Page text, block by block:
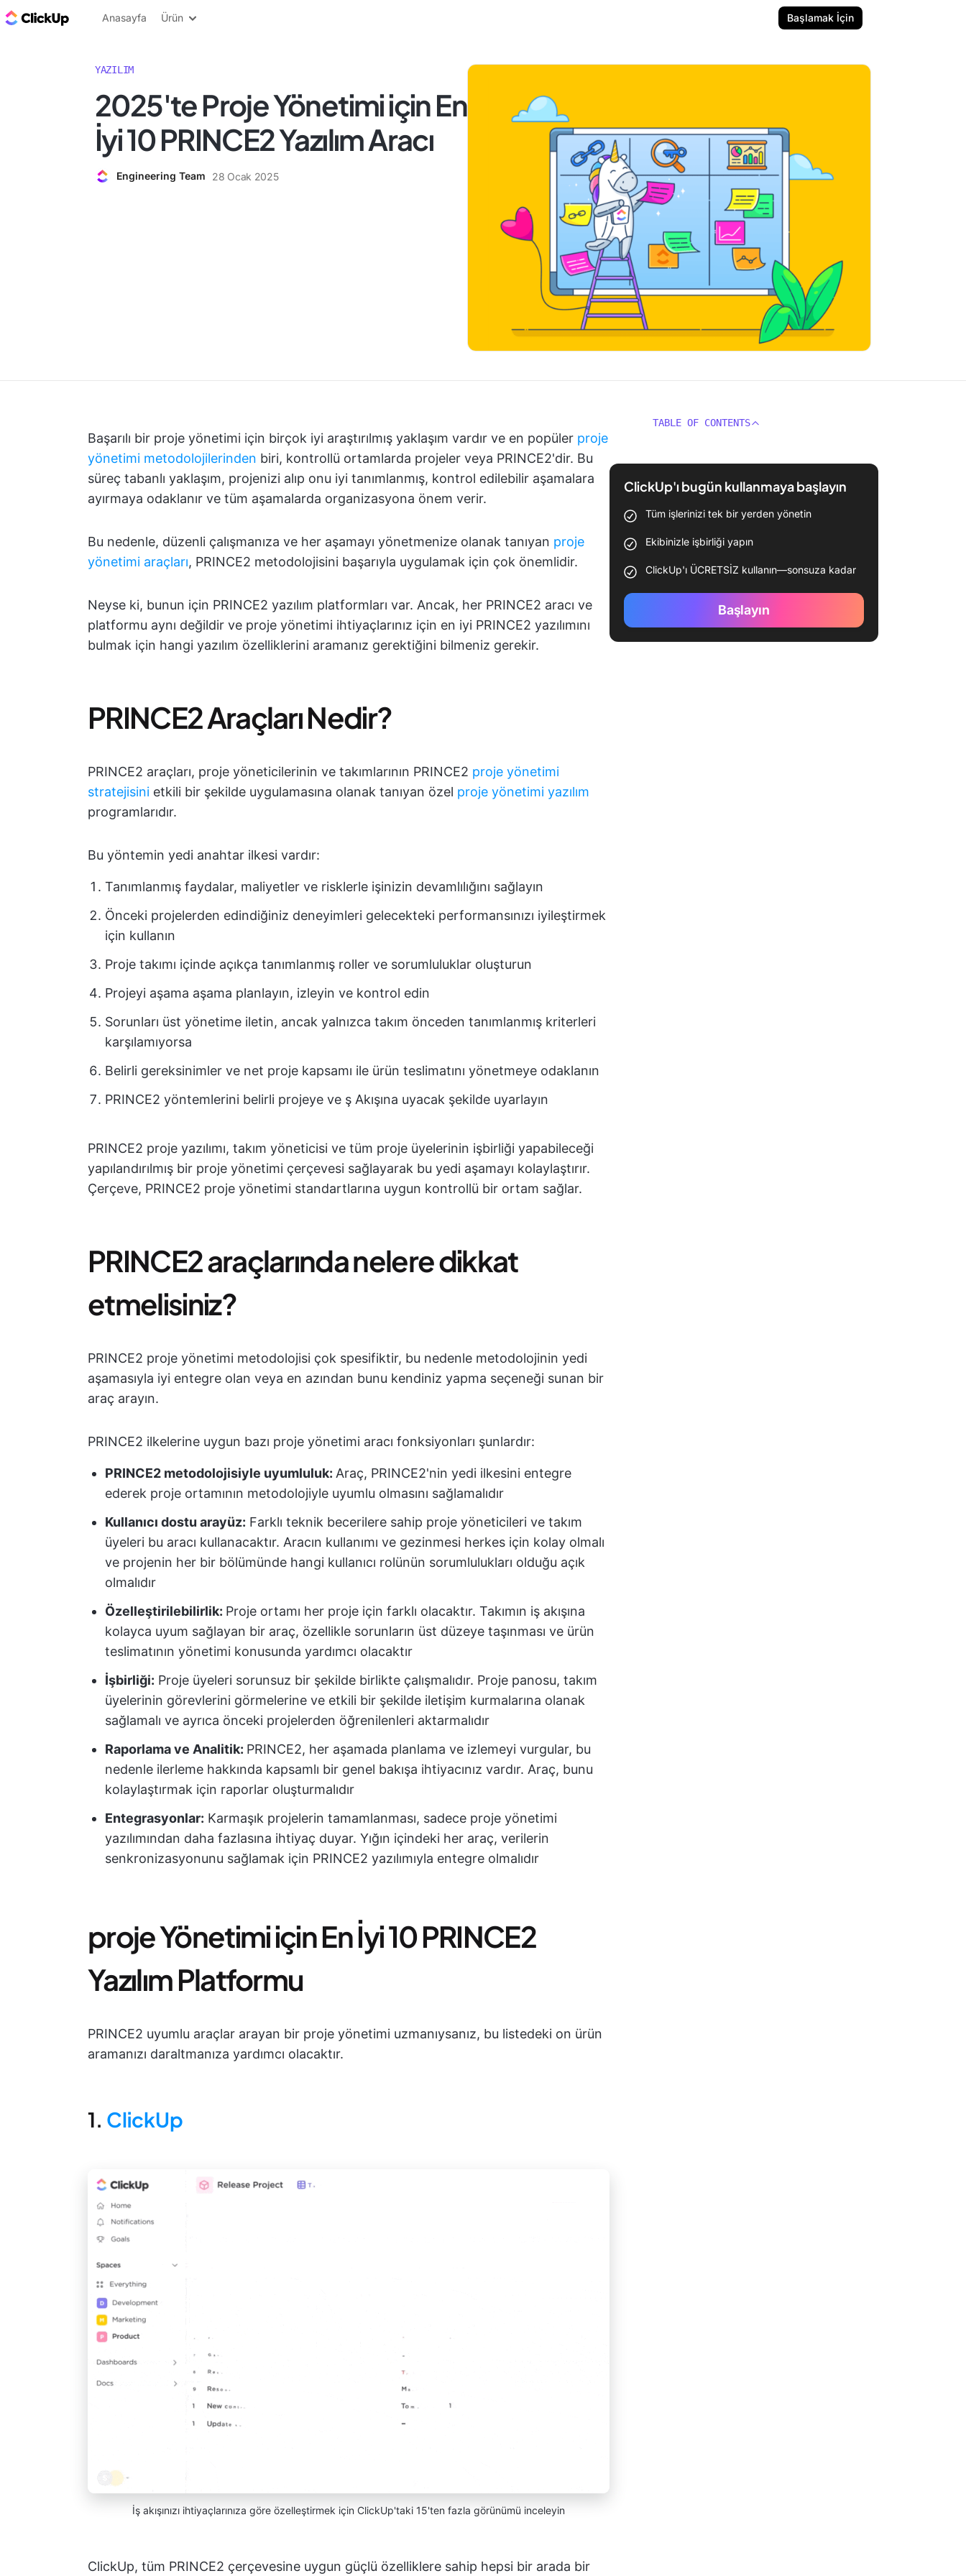
ClickUp Blog
Anasayfa Ürün Başlamak İçin
YAZILIM
2025'te Proje Yönetimi için En
İyi 10 PRINCE2 Yazılım Aracı
Engineering Team 28 Ocak 2025
Başarılı bir proje yönetimi için birçok iyi araştırılmış yaklaşım vardır ve en popüler proje
yönetimi metodolojilerinden biri, kontrollü ortamlarda projeler veya PRINCE2'dir. Bu
süreç tabanlı yaklaşım, projenizi alıp onu iyi tanımlanmış, kontrol edilebilir aşamalara
ayırmaya odaklanır ve tüm aşamalarda organizasyona önem verir.
Bu nedenle, düzenli çalışmanıza ve her aşamayı yönetmenize olanak tanıyan proje
yönetimi araçları, PRINCE2 metodolojisini başarıyla uygulamak için çok önemlidir.
Neyse ki, bunun için PRINCE2 yazılım platformları var. Ancak, her PRINCE2 aracı ve
platformu aynı değildir ve proje yönetimi ihtiyaçlarınız için en iyi PRINCE2 yazılımını
bulmak için hangi yazılım özelliklerini aramanız gerektiğini bilmeniz gerekir.
PRINCE2 Araçları Nedir?
PRINCE2 araçları, proje yöneticilerinin ve takımlarının PRINCE2 proje yönetimi
stratejisini etkili bir şekilde uygulamasına olanak tanıyan özel proje yönetimi yazılım
programlarıdır.
Bu yöntemin yedi anahtar ilkesi vardır:
Tanımlanmış faydalar, maliyetler ve risklerle işinizin devamlılığını sağlayın
Önceki projelerden edindiğiniz deneyimleri gelecekteki performansınızı iyileştirmek
için kullanın
Proje takımı içinde açıkça tanımlanmış roller ve sorumluluklar oluşturun
Projeyi aşama aşama planlayın, izleyin ve kontrol edin
Sorunları üst yönetime iletin, ancak yalnızca takım önceden tanımlanmış kriterleri
karşılamıyorsa
Belirli gereksinimler ve net proje kapsamı ile ürün teslimatını yönetmeye odaklanın
PRINCE2 yöntemlerini belirli projeye ve ş Akışına uyacak şekilde uyarlayın
PRINCE2 proje yazılımı, takım yöneticisi ve tüm proje üyelerinin işbirliği yapabileceği
yapılandırılmış bir proje yönetimi çerçevesi sağlayarak bu yedi aşamayı kolaylaştırır.
Çerçeve, PRINCE2 proje yönetimi standartlarına uygun kontrollü bir ortam sağlar.
PRINCE2 araçlarında nelere dikkat
etmelisiniz?
PRINCE2 proje yönetimi metodolojisi çok spesifiktir, bu nedenle metodolojinin yedi
aşamasıyla iyi entegre olan veya en azından bunu kendiniz yapma seçeneği sunan bir
araç arayın.
PRINCE2 ilkelerine uygun bazı proje yönetimi aracı fonksiyonları şunlardır:
PRINCE2 metodolojisiyle uyumluluk: Araç, PRINCE2'nin yedi ilkesini entegre
ederek proje ortamının metodolojiyle uyumlu olmasını sağlamalıdır
Kullanıcı dostu arayüz: Farklı teknik becerilere sahip proje yöneticileri ve takım
üyeleri bu aracı kullanacaktır. Aracın kullanımı ve gezinmesi herkes için kolay olmalı
ve projenin her bir bölümünde hangi kullanıcı rolünün sorumlulukları olduğu açık
olmalıdır
Özelleştirilebilirlik: Proje ortamı her proje için farklı olacaktır. Takımın iş akışına
kolayca uyum sağlayan bir araç, özellikle sorunların üst düzeye taşınması ve ürün
teslimatının yönetimi konusunda yardımcı olacaktır
İşbirliği: Proje üyeleri sorunsuz bir şekilde birlikte çalışmalıdır. Proje panosu, takım
üyelerinin görevlerini görmelerine ve etkili bir şekilde iletişim kurmalarına olanak
sağlamalı ve ayrıca önceki projelerden öğrenilenleri aktarmalıdır
Raporlama ve Analitik: PRINCE2, her aşamada planlama ve izlemeyi vurgular, bu
nedenle ilerleme hakkında kapsamlı bir genel bakışa ihtiyacınız vardır. Araç, bunu
kolaylaştırmak için raporlar oluşturmalıdır
Entegrasyonlar: Karmaşık projelerin tamamlanması, sadece proje yönetimi
yazılımından daha fazlasına ihtiyaç duyar. Yığın içindeki her araç, verilerin
senkronizasyonunu sağlamak için PRINCE2 yazılımıyla entegre olmalıdır
proje Yönetimi için En İyi 10 PRINCE2
Yazılım Platformu
PRINCE2 uyumlu araçlar arayan bir proje yönetimi uzmanıysanız, bu listedeki on ürün
aramanızı daraltmanıza yardımcı olacaktır.
1. ClickUp
İş akışınızı ihtiyaçlarınıza göre özelleştirmek için ClickUp'taki 15'ten fazla görünümü inceleyin
ClickUp, tüm PRINCE2 çerçevesine uygun güçlü özelliklere sahip hepsi bir arada bir
TABLE OF CONTENTS
ClickUp'ı bugün kullanmaya başlayın
Tüm işlerinizi tek bir yerden yönetin
Ekibinizle işbirliği yapın
ClickUp'ı ÜCRETSİZ kullanın—sonsuza kadar
Başlayın